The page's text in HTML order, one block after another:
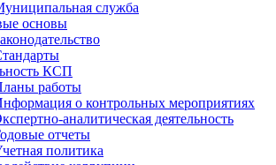
служба
основы
КСП
работы
о контрольных мероприятиях
аналитическая деятельность
отчеты
политика